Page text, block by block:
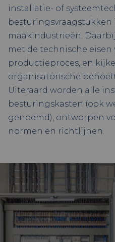
installatie- of
besturingsvraagstukken
maakindustrieën.
met de technische eisen
productieproces, en
organisatorische
Uiteraard worden alle
besturingskasten (ook
genoemd), ontworpen
normen en richtlijnen.